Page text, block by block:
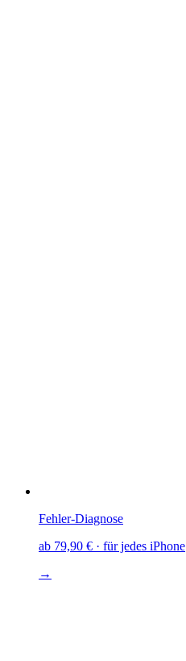
Fehler-Diagnose
ab 79,90 € · für jedes iPhone
→